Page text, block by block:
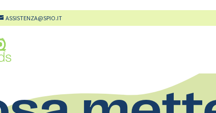
ASSISTENZA@SPIO.IT